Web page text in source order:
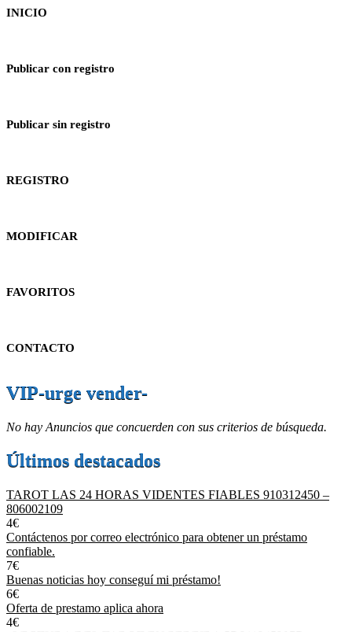
INICIO
Publicar con registro
Publicar sin registro
REGISTRO
MODIFICAR
FAVORITOS
CONTACTO
VIP-urge vender-
No hay Anuncios que concuerden con sus criterios de búsqueda.
Últimos destacados
TAROT LAS 24 HORAS VIDENTES FIABLES 910312450 –
806002109
4€
Contáctenos por correo electrónico para obtener un préstamo
confiable.
7€
Buenas noticias hoy conseguí mi préstamo!
6€
Oferta de prestamo aplica ahora
4€